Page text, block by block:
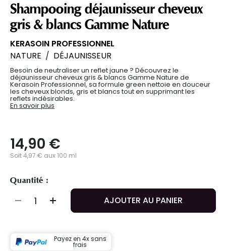
Shampooing déjaunisseur cheveux
gris & blancs Gamme Nature
KERASOIN PROFESSIONNEL
NATURE / DÉJAUNISSEUR
Besoin de neutraliser un reflet jaune ? Découvrez le
déjaunisseur cheveux gris & blancs Gamme Nature de
Kerasoin Professionnel, sa formule green nettoie en douceur
les cheveux blonds, gris et blancs tout en supprimant les
reflets indésirables.
En savoir plus
14,90 €
Soit 4,97 € aux 100 ml
Quantité :
AJOUTER AU PANIER
Payez en 4x sans
frais